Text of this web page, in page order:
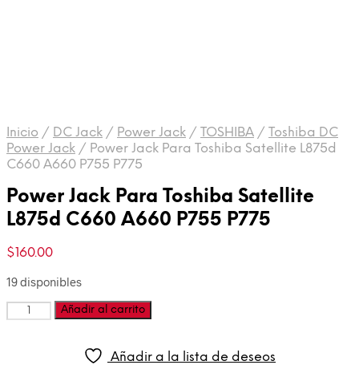
Inicio / DC Jack / Power Jack / TOSHIBA / Toshiba DC
Power Jack / Power Jack Para Toshiba Satellite L875d
C660 A660 P755 P775
Power Jack Para Toshiba Satellite
L875d C660 A660 P755 P775
$160.00
19 disponibles
CantidadAñadir al carrito
Añadir a la lista de deseos